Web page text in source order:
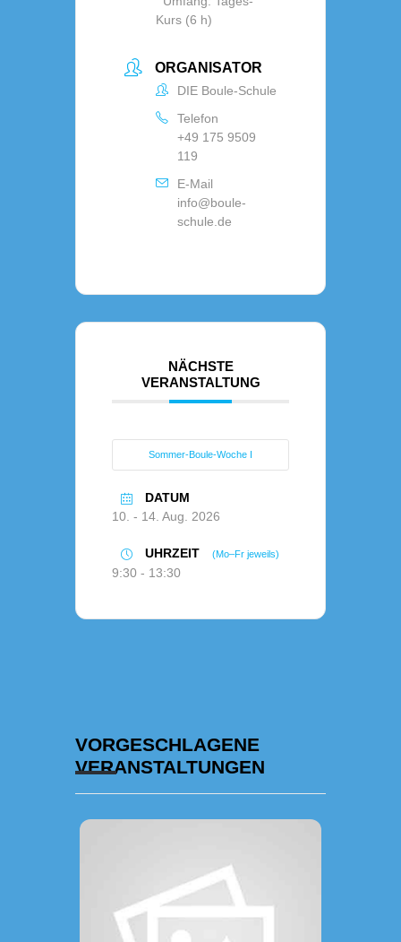
Kurs (6 h)
ORGANISATOR
DIE Boule-Schule
Telefon
+49 175 9509
119
E-Mail
info@boule-
schule.de
NÄCHSTE
VERANSTALTUNG
Sommer-Boule-Woche I
DATUM
10. - 14. Aug. 2026
UHRZEIT (Mo–Fr jeweils)
9:30 - 13:30
VORGESCHLAGENE
VERANSTALTUNGEN